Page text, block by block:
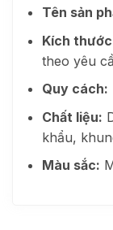
Tên sản
Kích
theo yêu
Quy cách:
Chất liệu:
khẩu,
Màu sắc: